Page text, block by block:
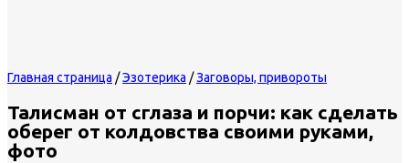
Главная страница /Эзотерика /Заговоры, привороты
Талисман от сглаза и порчи: как сделать
оберег от колдовства своими руками,
фото